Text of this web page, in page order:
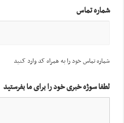
شماره تماس
شماره تماس خود را به همراه کد وارد کنید
لطفا سوژه خبری خود را برای ما بفرستید